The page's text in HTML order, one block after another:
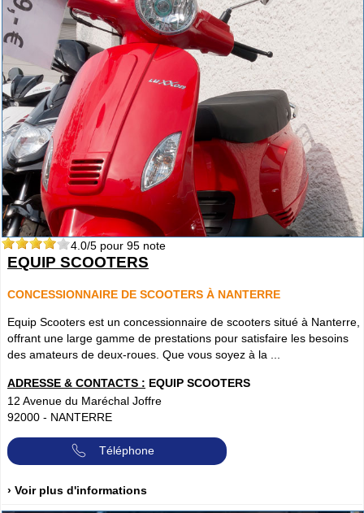
4.0/5 pour 95 note
EQUIP SCOOTERS
CONCESSIONNAIRE DE SCOOTERS À NANTERRE
Equip Scooters est un concessionnaire de scooters situé à Nanterre,
offrant une large gamme de prestations pour satisfaire les besoins
des amateurs de deux-roues. Que vous soyez à la ...
ADRESSE & CONTACTS : EQUIP SCOOTERS
12 Avenue du Maréchal Joffre
92000 - NANTERRE
Téléphone
› Voir plus d'informations